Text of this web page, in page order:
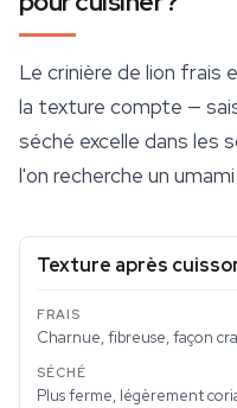
Le crinière de lion frais
la texture compte —
séché excelle dans les
l'on recherche un
Texture après
Charnue, fibreuse, façon
Plus ferme, légèrement